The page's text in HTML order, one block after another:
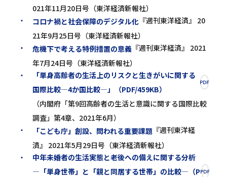
021年11月20日号（東洋経済新報社）
コロナ禍と社会保障のデジタル化 『週刊東洋経済』 20
21年9月25日号（東洋経済新報社）
危機下で考える特例措置の意義『週刊東洋経済』 2021
年7月24日号（東洋経済新報社）
「単身高齢者の生活上のリスクと生きがいに関する
国際比較―4か国比較―」（PDF/459KB）
（内閣府「第9回高齢者の生活と意識に関する国際比較
調査」第4章、2021年6月）
「こども庁」創設、問われる重要課題『週刊東洋経
済』 2021年5月29日号（東洋経済新報社）
中年未婚者の生活実態と老後への備えに関する分析
―「単身世帯」と「親と同居する世帯」の比較―（P